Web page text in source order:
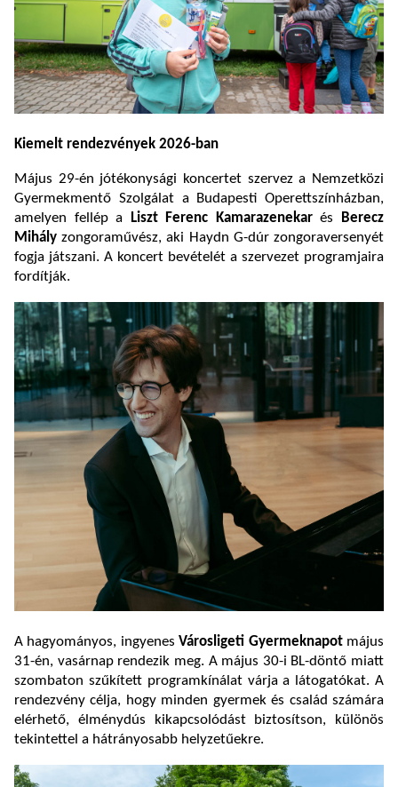
Kiemelt rendezvények 2026-ban
Május 29-én jótékonysági koncertet szervez a Nemzetközi
Gyermekmentő Szolgálat a Budapesti Operettszínházban,
amelyen fellép a
Liszt Ferenc Kamarazenekarés
Berecz
Mihály zongoraművész, aki Haydn G-dúr zongoraversenyét
fogja játszani. A koncert bevételét a szervezet programjaira
fordítják.
A hagyományos, ingyenesVárosligeti Gyermeknapotmájus
31-én, vasárnap rendezik meg. A május 30-i BL-döntő miatt
szombaton szűkített programkínálat várja a látogatókat. A
rendezvény célja, hogy minden gyermek és család számára
elérhető, élménydús kikapcsolódást biztosítson, különös
tekintettel a hátrányosabb helyzetűekre.